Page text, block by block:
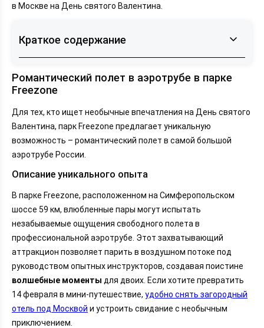
в Москве на День святого Валентина.
Краткое содержание
Романтический полет в аэротрубе в парке
Freezone
Концерт в Государственном Кремлевском
дворце
Ужин в ресторане «В темноте?»
Шоу фигуристов на «ЦСКА Арене»
Джазовый вечер в оранжерее на ВДНХ
«Булгаковский дом»
Мюзикл «Первое свидание» в МДМ
Мастер-класс по флористике в A FLOWER
Романтическое шоу в театре-кабаре Crave
Заключение
Романтический полет в аэротрубе в парке
Freezone
Для тех, кто ищет необычные впечатления на День святого
Валентина, парк Freezone предлагает уникальную
возможность – романтический полет в самой большой
аэротрубе России.
Описание уникального опыта
В парке Freezone, расположенном на Симферопольском
шоссе 59 км, влюбленные пары могут испытать
незабываемые ощущения свободного полета в
профессиональной аэротрубе. Этот захватывающий
аттракцион позволяет парить в воздушном потоке под
руководством опытных инструкторов, создавая поистине
волшебные моменты для двоих. Если хотите превратить
14 февраля в мини-путешествие, удобно снять загородный
отель под Москвой и устроить свидание с необычным
приключением.